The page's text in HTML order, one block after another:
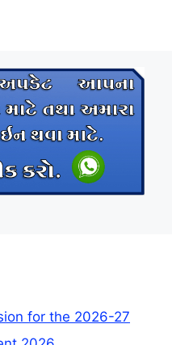
for the 2026-27